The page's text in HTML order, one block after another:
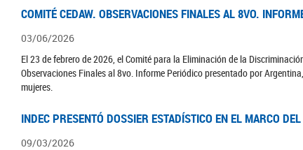
COMITÉ CEDAW. OBSERVACIONES FINALES AL 8VO.
03/06/2026
El 23 de febrero de 2026, el Comité para la Eliminación de la
Observaciones Finales al 8vo. Informe Periódico presentado por
mujeres.
INDEC PRESENTÓ DOSSIER ESTADÍSTICO EN EL MARCO
09/03/2026